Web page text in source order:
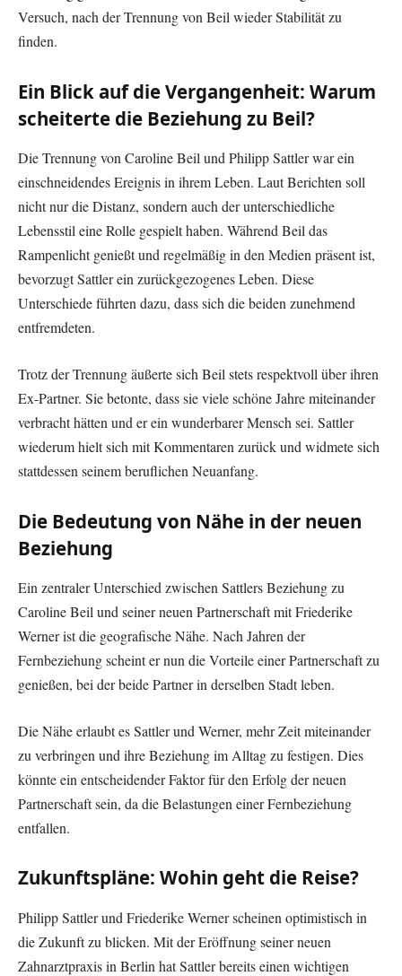
Versuch, nach der Trennung von Beil wieder Stabilität zu
finden.
Ein Blick auf die Vergangenheit: Warum
scheiterte die Beziehung zu Beil?
Die Trennung von Caroline Beil und Philipp Sattler war ein
einschneidendes Ereignis in ihrem Leben. Laut Berichten soll
nicht nur die Distanz, sondern auch der unterschiedliche
Lebensstil eine Rolle gespielt haben. Während Beil das
Rampenlicht genießt und regelmäßig in den Medien präsent ist,
bevorzugt Sattler ein zurückgezogenes Leben. Diese
Unterschiede führten dazu, dass sich die beiden zunehmend
entfremdeten.
Trotz der Trennung äußerte sich Beil stets respektvoll über ihren
Ex-Partner. Sie betonte, dass sie viele schöne Jahre miteinander
verbracht hätten und er ein wunderbarer Mensch sei. Sattler
wiederum hielt sich mit Kommentaren zurück und widmete sich
stattdessen seinem beruflichen Neuanfang.
Die Bedeutung von Nähe in der neuen
Beziehung
Ein zentraler Unterschied zwischen Sattlers Beziehung zu
Caroline Beil und seiner neuen Partnerschaft mit Friederike
Werner ist die geografische Nähe. Nach Jahren der
Fernbeziehung scheint er nun die Vorteile einer Partnerschaft zu
genießen, bei der beide Partner in derselben Stadt leben.
Die Nähe erlaubt es Sattler und Werner, mehr Zeit miteinander
zu verbringen und ihre Beziehung im Alltag zu festigen. Dies
könnte ein entscheidender Faktor für den Erfolg der neuen
Partnerschaft sein, da die Belastungen einer Fernbeziehung
entfallen.
Zukunftspläne: Wohin geht die Reise?
Philipp Sattler und Friederike Werner scheinen optimistisch in
die Zukunft zu blicken. Mit der Eröffnung seiner neuen
Zahnarztpraxis in Berlin hat Sattler bereits einen wichtigen